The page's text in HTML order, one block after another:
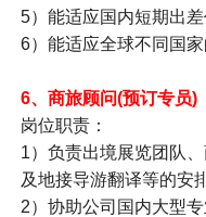
5）能适应国内短期出差
6）能适应全球不同国家
6、 商旅顾问(预订专员)
岗位职责：
1）负责出境展览团队
及地接导游翻译等的安
2）协助公司国内大型